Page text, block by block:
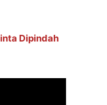
Dipindah